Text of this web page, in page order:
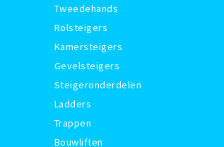
Tweedehands
Rolsteigers
Kamersteigers
Gevelsteigers
Steigeronderdelen
Ladders
Trappen
Bouwliften